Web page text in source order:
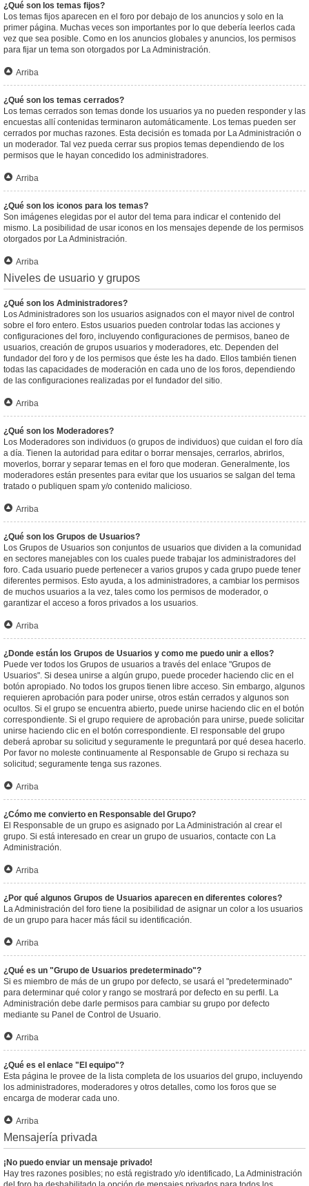
¿Qué son los temas fijos?
Los temas fijos aparecen en el foro por debajo de los anuncios y solo en la
primer página. Muchas veces son importantes por lo que debería leerlos cada
vez que sea posible. Como en los anuncios globales y anuncios, los permisos
para fijar un tema son otorgados por La Administración.
Arriba
¿Qué son los temas cerrados?
Los temas cerrados son temas donde los usuarios ya no pueden responder y las
encuestas allí contenidas terminaron automáticamente. Los temas pueden ser
cerrados por muchas razones. Esta decisión es tomada por La Administración o
un moderador. Tal vez pueda cerrar sus propios temas dependiendo de los
permisos que le hayan concedido los administradores.
Arriba
¿Qué son los iconos para los temas?
Son imágenes elegidas por el autor del tema para indicar el contenido del
mismo. La posibilidad de usar iconos en los mensajes depende de los permisos
otorgados por La Administración.
Arriba
Niveles de usuario y grupos
¿Qué son los Administradores?
Los Administradores son los usuarios asignados con el mayor nivel de control
sobre el foro entero. Estos usuarios pueden controlar todas las acciones y
configuraciones del foro, incluyendo configuraciones de permisos, baneo de
usuarios, creación de grupos usuarios y moderadores, etc. Dependen del
fundador del foro y de los permisos que éste les ha dado. Ellos también tienen
todas las capacidades de moderación en cada uno de los foros, dependiendo
de las configuraciones realizadas por el fundador del sitio.
Arriba
¿Qué son los Moderadores?
Los Moderadores son individuos (o grupos de individuos) que cuidan el foro día
a día. Tienen la autoridad para editar o borrar mensajes, cerrarlos, abrirlos,
moverlos, borrar y separar temas en el foro que moderan. Generalmente, los
moderadores están presentes para evitar que los usuarios se salgan del tema
tratado o publiquen spam y/o contenido malicioso.
Arriba
¿Qué son los Grupos de Usuarios?
Los Grupos de Usuarios son conjuntos de usuarios que dividen a la comunidad
en sectores manejables con los cuales puede trabajar los administradores del
foro. Cada usuario puede pertenecer a varios grupos y cada grupo puede tener
diferentes permisos. Esto ayuda, a los administradores, a cambiar los permisos
de muchos usuarios a la vez, tales como los permisos de moderador, o
garantizar el acceso a foros privados a los usuarios.
Arriba
¿Donde están los Grupos de Usuarios y como me puedo unir a ellos?
Puede ver todos los Grupos de usuarios a través del enlace "Grupos de
Usuarios". Si desea unirse a algún grupo, puede proceder haciendo clic en el
botón apropiado. No todos los grupos tienen libre acceso. Sin embargo, algunos
requieren aprobación para poder unirse, otros están cerrados y algunos son
ocultos. Si el grupo se encuentra abierto, puede unirse haciendo clic en el botón
correspondiente. Si el grupo requiere de aprobación para unirse, puede solicitar
unirse haciendo clic en el botón correspondiente. El responsable del grupo
deberá aprobar su solicitud y seguramente le preguntará por qué desea hacerlo.
Por favor no moleste continuamente al Responsable de Grupo si rechaza su
solicitud; seguramente tenga sus razones.
Arriba
¿Cómo me convierto en Responsable del Grupo?
El Responsable de un grupo es asignado por La Administración al crear el
grupo. Si está interesado en crear un grupo de usuarios, contacte con La
Administración.
Arriba
¿Por qué algunos Grupos de Usuarios aparecen en diferentes colores?
La Administración del foro tiene la posibilidad de asignar un color a los usuarios
de un grupo para hacer más fácil su identificación.
Arriba
¿Qué es un "Grupo de Usuarios predeterminado"?
Si es miembro de más de un grupo por defecto, se usará el "predeterminado"
para determinar qué color y rango se mostrará por defecto en su perfil. La
Administración debe darle permisos para cambiar su grupo por defecto
mediante su Panel de Control de Usuario.
Arriba
¿Qué es el enlace "El equipo"?
Esta página le provee de la lista completa de los usuarios del grupo, incluyendo
los administradores, moderadores y otros detalles, como los foros que se
encarga de moderar cada uno.
Arriba
Mensajería privada
¡No puedo enviar un mensaje privado!
Hay tres razones posibles; no está registrado y/o identificado, La Administración